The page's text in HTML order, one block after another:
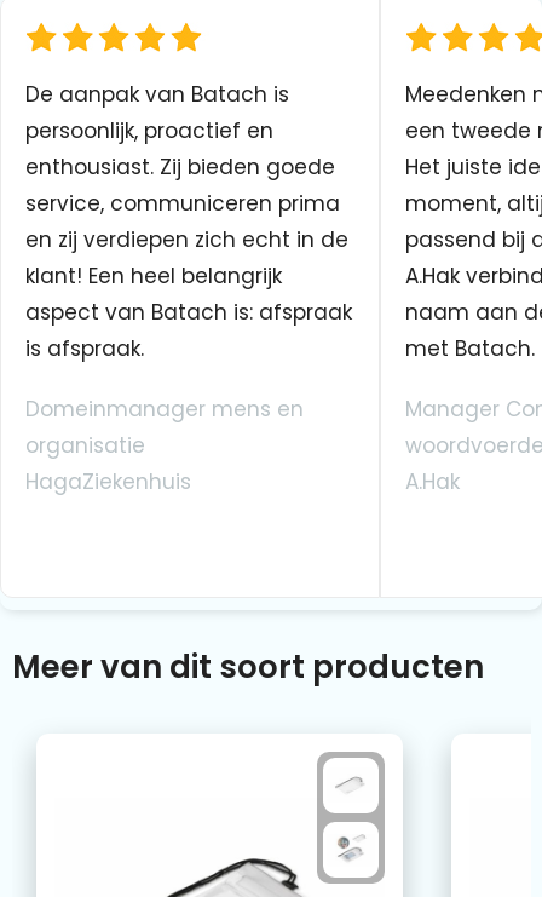
De aanpak van Batach is
persoonlijk, proactief en
enthousiast. Zij bieden goede
service, communiceren prima
en zij verdiepen zich echt in de
klant! Een heel belangrijk
aspect van Batach is: afspraak
is afspraak.
Domeinmanager mens en
organisatie
HagaZiekenhuis
Meedenken
een tweede
Het juiste
moment,
passend bij
A.Hak
naam aan
met Batach.
Manager
A.Hak
Meer van dit soort producten